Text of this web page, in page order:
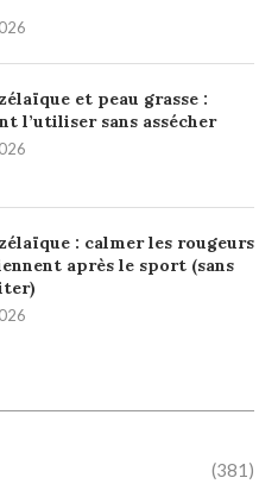
et peau grasse :
l’utiliser sans assécher
: calmer les rougeurs
après le sport (sans
(381)